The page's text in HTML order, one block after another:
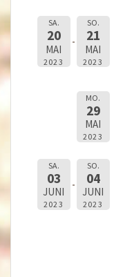
SA.
20
MAI
2023
SO.
21
MAI
2023
MO.
29
MAI
2023
SA.
03
JUNI
2023
SO.
04
JUNI
2023